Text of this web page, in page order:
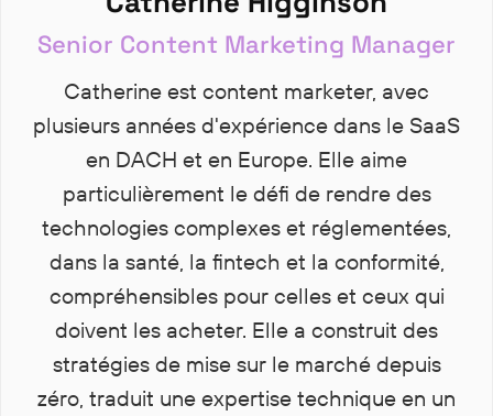
Senior Content Marketing Manager
Catherine est content marketer, avec
plusieurs années d'expérience dans le SaaS
en DACH et en Europe. Elle aime
particulièrement le défi de rendre des
technologies complexes et réglementées,
dans la santé, la fintech et la conformité,
compréhensibles pour celles et ceux qui
doivent les acheter. Elle a construit des
stratégies de mise sur le marché depuis
zéro, traduit une expertise technique en un